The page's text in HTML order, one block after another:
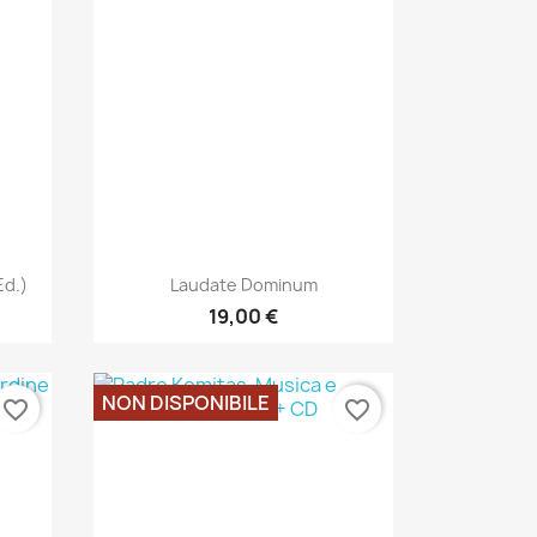
Anteprima
Laudate Dominum
19,00 €
favorite_border NON DISPONIBILE favorite_border